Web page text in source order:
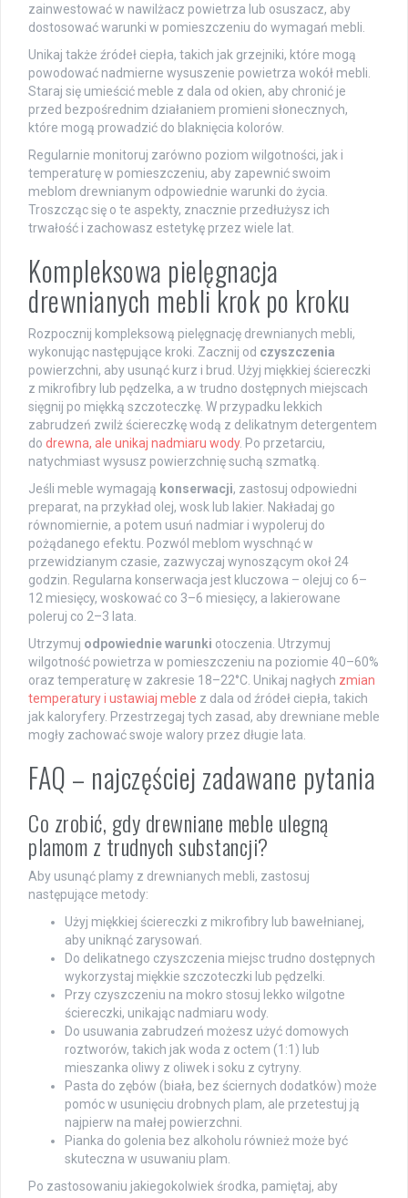
zainwestować w nawilżacz powietrza lub osuszacz, aby
dostosować warunki w pomieszczeniu do wymagań mebli.
Unikaj także źródeł ciepła, takich jak grzejniki, które mogą
powodować nadmierne wysuszenie powietrza wokół mebli.
Staraj się umieścić meble z dala od okien, aby chronić je
przed bezpośrednim działaniem promieni słonecznych,
które mogą prowadzić do blaknięcia kolorów.
Regularnie monitoruj zarówno poziom wilgotności, jak i
temperaturę w pomieszczeniu, aby zapewnić swoim
meblom drewnianym odpowiednie warunki do życia.
Troszcząc się o te aspekty, znacznie przedłużysz ich
trwałość i zachowasz estetykę przez wiele lat.
Kompleksowa pielęgnacja
drewnianych mebli krok po kroku
Rozpocznij kompleksową pielęgnację drewnianych mebli,
wykonując następujące kroki. Zacznij od czyszczenia
powierzchni, aby usunąć kurz i brud. Użyj miękkiej ściereczki
z mikrofibry lub pędzelka, a w trudno dostępnych miejscach
sięgnij po miękką szczoteczkę. W przypadku lekkich
zabrudzeń zwilż ściereczkę wodą z delikatnym detergentem
do drewna, ale unikaj nadmiaru wody. Po przetarciu,
natychmiast wysusz powierzchnię suchą szmatką.
Jeśli meble wymagają konserwacji, zastosuj odpowiedni
preparat, na przykład olej, wosk lub lakier. Nakładaj go
równomiernie, a potem usuń nadmiar i wypoleruj do
pożądanego efektu. Pozwól meblom wyschnąć w
przewidzianym czasie, zazwyczaj wynoszącym okoł 24
godzin. Regularna konserwacja jest kluczowa – olejuj co 6–
12 miesięcy, woskować co 3–6 miesięcy, a lakierowane
poleruj co 2–3 lata.
Utrzymuj odpowiednie warunki otoczenia. Utrzymuj
wilgotność powietrza w pomieszczeniu na poziomie 40–60%
oraz temperaturę w zakresie 18–22°C. Unikaj nagłych zmian
temperatury i ustawiaj meble z dala od źródeł ciepła, takich
jak kaloryfery. Przestrzegaj tych zasad, aby drewniane meble
mogły zachować swoje walory przez długie lata.
FAQ – najczęściej zadawane pytania
Co zrobić, gdy drewniane meble ulegną
plamom z trudnych substancji?
Aby usunąć plamy z drewnianych mebli, zastosuj
następujące metody:
Użyj miękkiej ściereczki z mikrofibry lub bawełnianej,
aby uniknąć zarysowań.
Do delikatnego czyszczenia miejsc trudno dostępnych
wykorzystaj miękkie szczoteczki lub pędzelki.
Przy czyszczeniu na mokro stosuj lekko wilgotne
ściereczki, unikając nadmiaru wody.
Do usuwania zabrudzeń możesz użyć domowych
roztworów, takich jak woda z octem (1:1) lub
mieszanka oliwy z oliwek i soku z cytryny.
Pasta do zębów (biała, bez ściernych dodatków) może
pomóc w usunięciu drobnych plam, ale przetestuj ją
najpierw na małej powierzchni.
Pianka do golenia bez alkoholu również może być
skuteczna w usuwaniu plam.
Po zastosowaniu jakiegokolwiek środka, pamiętaj, aby